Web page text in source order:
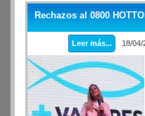
Rechazos al 0800
Leer más... 18/